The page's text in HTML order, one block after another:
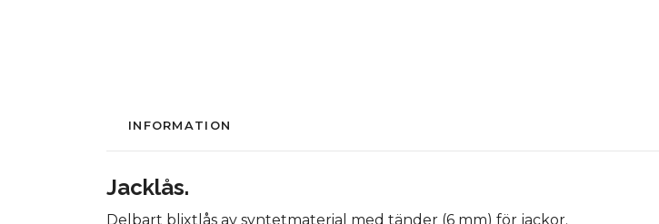
INFORMATION
Jacklås.
Delbart blixtlås av syntetmaterial med tänder (6 mm) för jackor.